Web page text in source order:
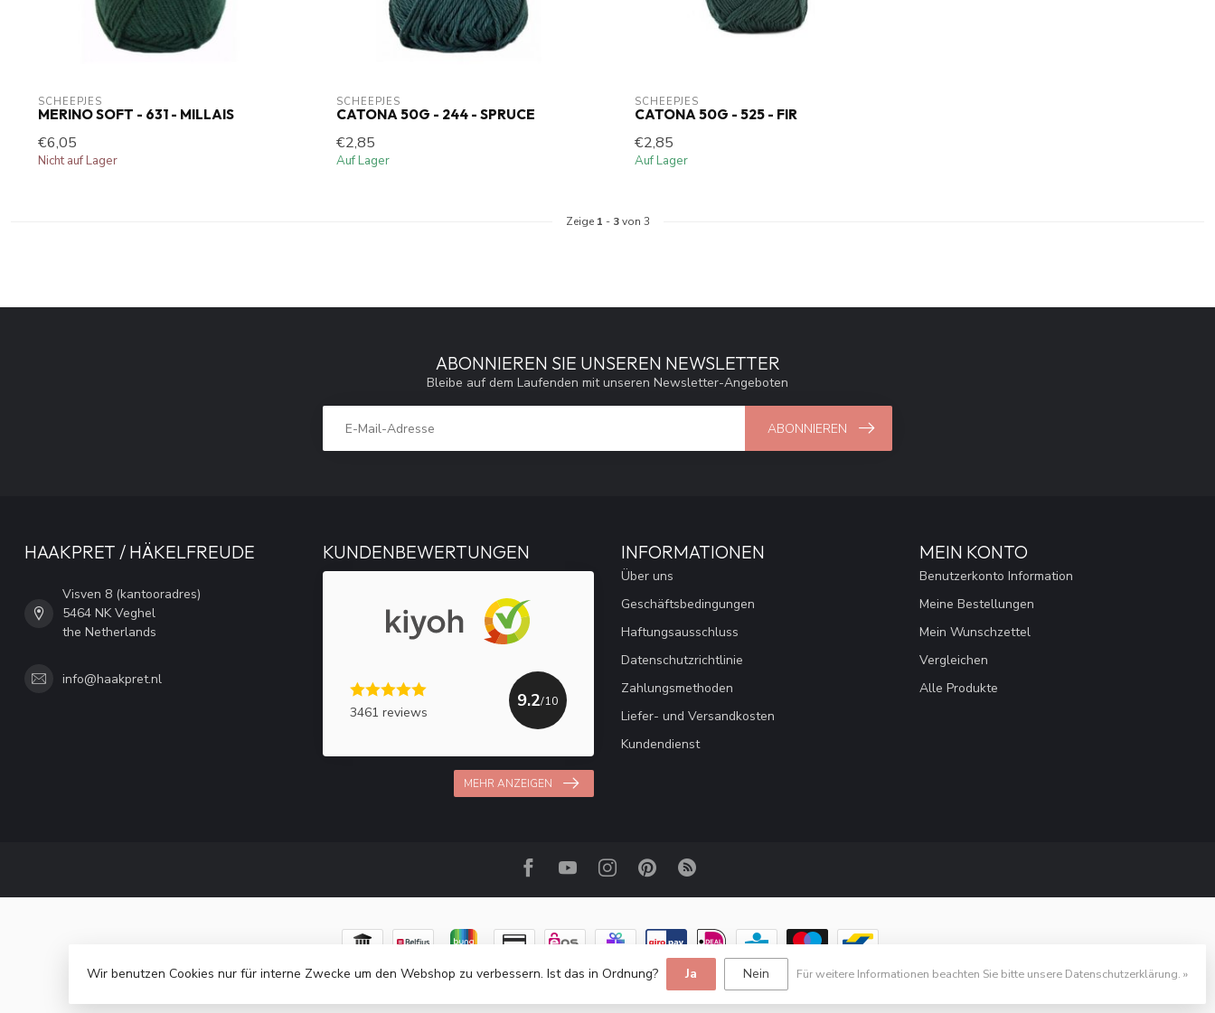
SCHEEPJES
MERINO SOFT - 631 - MILLAIS
€6,05
Nicht auf Lager
SCHEEPJES
CATONA 50G - 244 - SPRUCE
€2,85
Auf Lager
SCHEEPJES
CATONA 50G - 525 - FIR
€2,85
Auf Lager
Zeige 1 - 3von 3
ABONNIEREN SIE UNSEREN NEWSLETTER
Bleibe auf dem Laufenden mit unseren Newsletter-Angeboten
ABONNIEREN
HAAKPRET / HÄKELFREUDE
Visven 8 (kantooradres)
5464 NK Veghel
the Netherlands
info@haakpret.nl
KUNDENBEWERTUNGEN
3461 reviews
9.2/10
MEHR ANZEIGEN
INFORMATIONEN
Über uns
Geschäftsbedingungen
Haftungsausschluss
Datenschutzrichtlinie
Zahlungsmethoden
Liefer- und Versandkosten
Kundendienst
MEIN KONTO
Benutzerkonto Information
Meine Bestellungen
Mein Wunschzettel
Vergleichen
Alle Produkte
© Copyright 2026 Haakpret / Häkelfreude
Wir benutzen Cookies nur für interne Zwecke um den Webshop zu verbessern. Ist das in Ordnung? Ja Nein Für weitere Informationen beachten Sie bitte unsere Datenschutzerklärung. »